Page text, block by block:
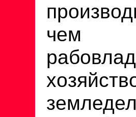
чем